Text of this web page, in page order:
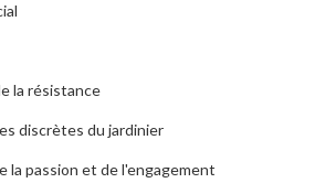
la résistance
discrètes du jardinier
la passion et de l'engagement